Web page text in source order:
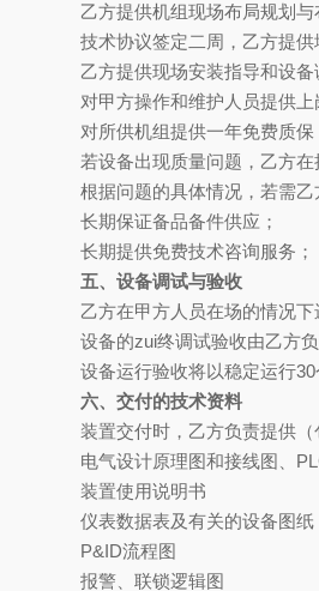
乙方提供机组现场布局规划
技术协议签定二周，乙方提
乙方提供现场安装指导和设备
对甲方操作和维护人员提供上
对所供机组提供一年免费质
若设备出现质量问题，乙方
根据问题的具体情况，若需
长期保证备品备件供应；
长期提供免费技术咨询服务；
五、设备调试与验收
乙方在甲方人员在场的情况
设备的zui终调试验收由乙方
设备运行验收将以稳定运行30
六、交付的技术资料
装置交付时，乙方负责提供
电气设计原理图和接线图、
装置使用说明书
仪表数据表及有关的设备图纸
P&ID流程图
报警、联锁逻辑图